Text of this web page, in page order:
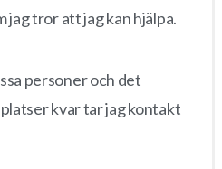
jag tror att jag kan hjälpa.
personer och det
kvar tar jag kontakt